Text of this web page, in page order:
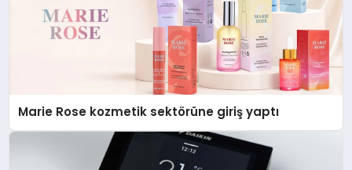
Marie Rose kozmetik sektörüne giriş yaptı